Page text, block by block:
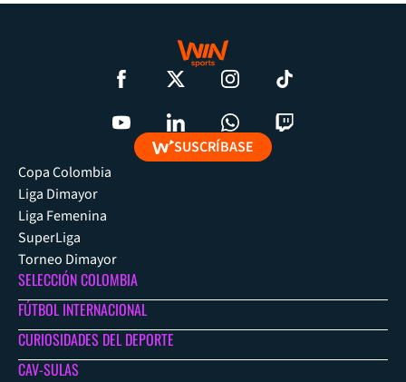
SUSCRÍBASE
Copa Colombia
Liga Dimayor
Liga Femenina
SuperLiga
Torneo Dimayor
SELECCIÓN COLOMBIA
FÚTBOL INTERNACIONAL
CURIOSIDADES DEL DEPORTE
CAV-SULAS